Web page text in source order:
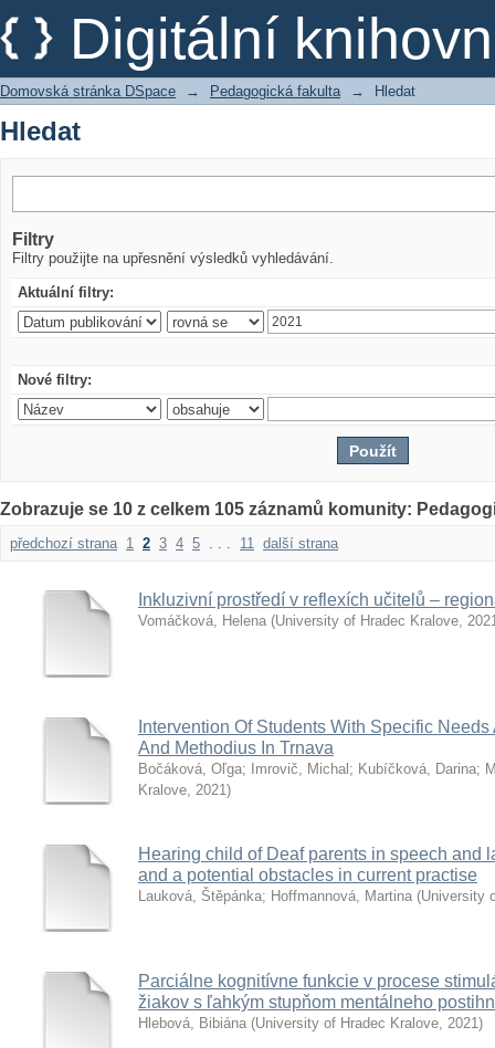
Digitální
Hledat
Domovská stránka DSpace → Pedagogická fakulta → Hledat
Hledat
Filtry
Filtry použijte na upřesnění výsledků vyhledávání.
Aktuální filtry:
Nové filtry:
Zobrazuje se 10 z celkem 105 záznamů komunity:
předchozí strana 1 2 3 4 5 . . . 11 další strana
Inkluzivní prostředí v reflexích učitelů –
Vomáčková, Helena (University of Hradec Kralove,
Intervention Of Students With Specific
And Methodius In Trnava
Bočáková, Oľga; Imrovič, Michal ; Kubíčková, Darina;
Kralove, 2021)
Hearing child of Deaf parents in speech and
and a potential obstacles in current practise
Lauková, Štěpánka; Hoffmannová, Martina (University
Parciálne kognitívne funkcie v procese
žiakov s ľahkým stupňom mentálneho
Hlebová, Bibiána (University of Hradec Kralove, 2021)